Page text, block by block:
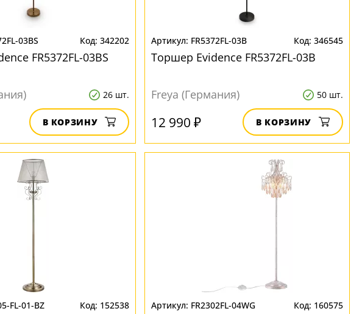
03BS 342202
FR5372FL-03BS
26 шт.
В КОРЗИНУ
FR5372FL-03B 346545
Торшер Evidence FR5372FL-03B
Freya (Германия) 50 шт.
12 990 ₽ В КОРЗИНУ
FL-01-BZ 152538 FR2302FL-04WG 160575